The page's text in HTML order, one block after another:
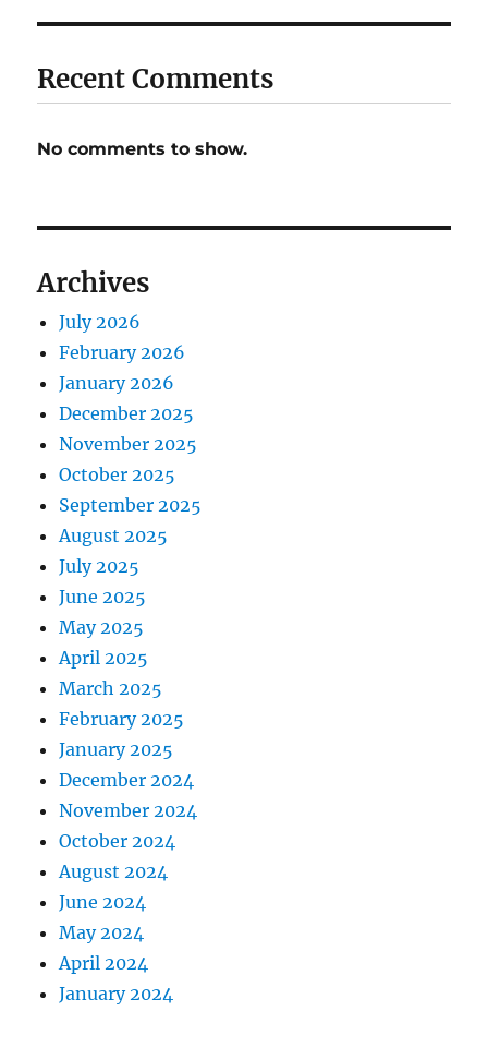
Recent Comments
No comments to show.
Archives
July 2026
February 2026
January 2026
December 2025
November 2025
October 2025
September 2025
August 2025
July 2025
June 2025
May 2025
April 2025
March 2025
February 2025
January 2025
December 2024
November 2024
October 2024
August 2024
June 2024
May 2024
April 2024
January 2024